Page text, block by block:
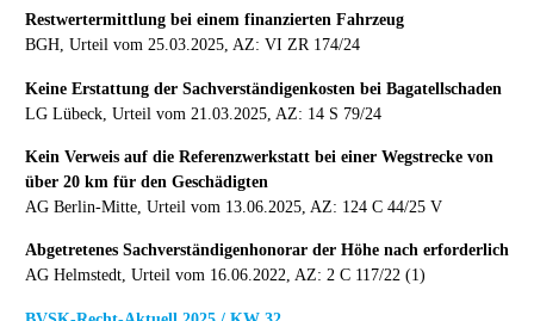
Restwertermittlung bei einem finanzierten Fahrzeug
BGH, Urteil vom 25.03.2025, AZ: VI ZR 174/24
Keine Erstattung der Sachverständigenkosten bei Bagatellschaden
LG Lübeck, Urteil vom 21.03.2025, AZ: 14 S 79/24
Kein Verweis auf die Referenzwerkstatt bei einer Wegstrecke von
über 20 km für den Geschädigten
AG Berlin-Mitte, Urteil vom 13.06.2025, AZ: 124 C 44/25 V
Abgetretenes Sachverständigenhonorar der Höhe nach erforderlich
AG Helmstedt, Urteil vom 16.06.2022, AZ: 2 C 117/22 (1)